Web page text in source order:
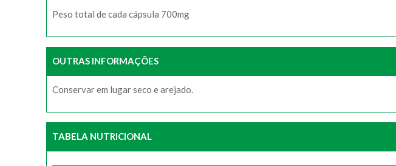
Peso total de cada cápsula 700mg
OUTRAS INFORMAÇÕES
Conservar em lugar seco e arejado.
TABELA NUTRICIONAL